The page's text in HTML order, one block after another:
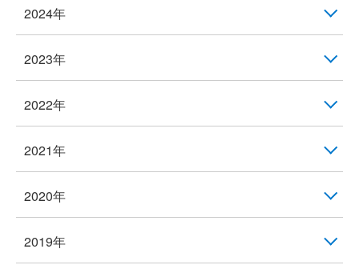
2024年
2023年
2022年
2021年
2020年
2019年